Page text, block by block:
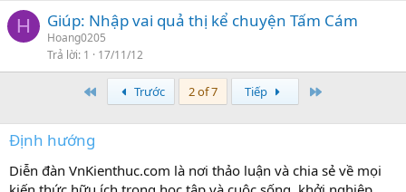
H Giúp: Nhập vai quả thị kể chuyện Tấm Cám
Hoang0205
Trả lời 1 17/11/12
Trước 2 of 7 Tiếp
Định hướng
Diễn đàn VnKienthuc.com là nơi thảo luận và chia sẻ về mọi